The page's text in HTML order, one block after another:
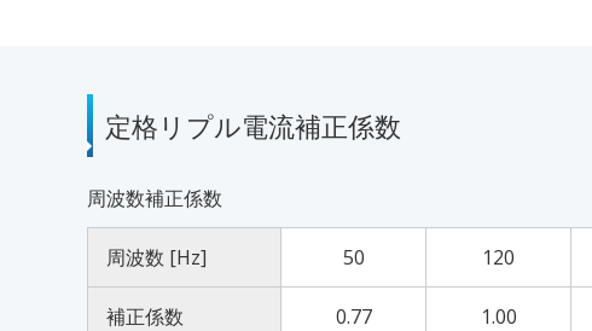
定格リプル電流補正係数
周波数補正係数
周波数 [Hz] 50 120
補正係数 0.77 1.00